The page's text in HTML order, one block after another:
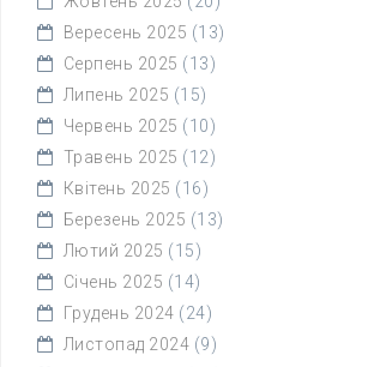
Вересень 2025 (13)
Серпень 2025 (13)
Липень 2025 (15)
Червень 2025 (10)
Травень 2025 (12)
Квітень 2025 (16)
Березень 2025 (13)
Лютий 2025 (15)
Січень 2025 (14)
Грудень 2024 (24)
Листопад 2024 (9)